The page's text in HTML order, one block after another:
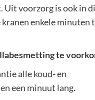
Uit voorzorg is ook in
kranen enkele minuten
te
alle koud- en
een minuut lang.